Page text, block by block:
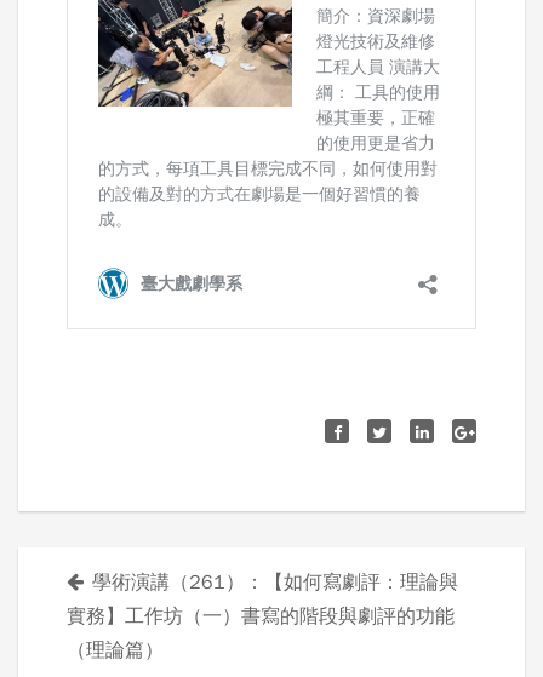
學術演講（261）：【如何寫劇評：理論與
實務】工作坊（一）書寫的階段與劇評的功能
（理論篇）